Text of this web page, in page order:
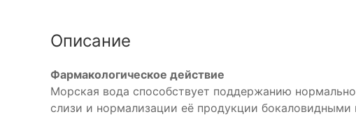
Описание
Фармакологическое действие
Морская вода способствует поддержанию
слизи и нормализации её продукции